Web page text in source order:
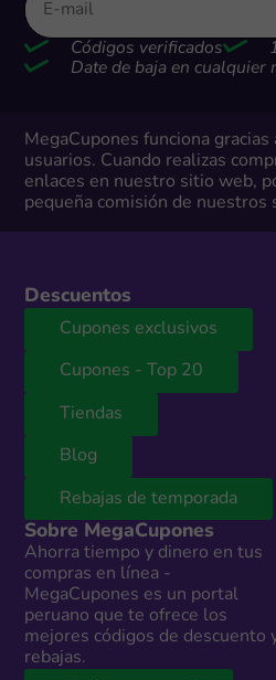
Códigos verificados
Date de baja en cualquier
MegaCupones funciona gracias
usuarios. Cuando realizas
enlaces en nuestro sitio web,
pequeña comisión de nuestros
Descuentos
Cupones exclusivos
Cupones - Top 20
Tiendas
Blog
Rebajas de temporada
Sobre MegaCupones
Ahorra tiempo y dinero en tus
compras en línea -
MegaCupones es un portal
peruano que te ofrece los
mejores códigos de descuento
rebajas.